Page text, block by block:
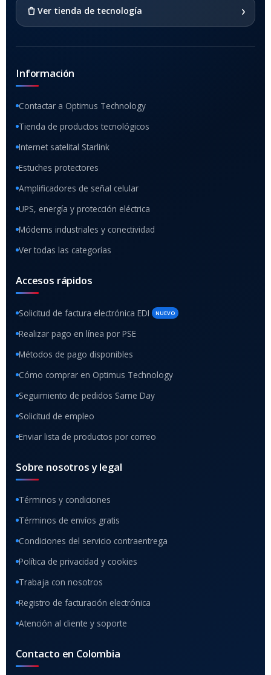
Ver tienda de tecnología ›
Información
Contactar a Optimus Technology
Tienda de productos tecnológicos
Internet satelital Starlink
Estuches protectores
Amplificadores de señal celular
UPS, energía y protección eléctrica
Módems industriales y conectividad
Ver todas las categorías
Accesos rápidos
Solicitud de factura electrónica EDI NUEVO
Realizar pago en línea por PSE
Métodos de pago disponibles
Cómo comprar en Optimus Technology
Seguimiento de pedidos Same Day
Solicitud de empleo
Enviar lista de productos por correo
Sobre nosotros y legal
Términos y condiciones
Términos de envíos gratis
Condiciones del servicio contraentrega
Política de privacidad y cookies
Trabaja con nosotros
Registro de facturación electrónica
Atención al cliente y soporte
Contacto en Colombia